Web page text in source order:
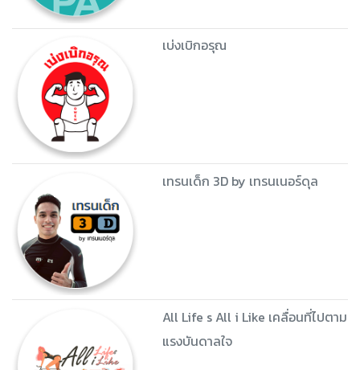
เบ่งเบิกอรุณ
เทรนเด็ก 3D by เทรนเนอร์ดุล
All Life s All i Like เคลื่อนที่ไปตาม
แรงบันดาลใจ